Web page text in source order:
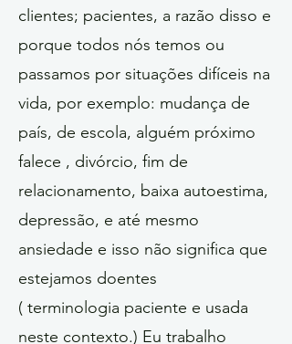
clientes; pacientes, a razão disso e
porque todos nós temos ou
passamos por situações difíceis na
vida, por exemplo: mudança de
país, de escola, alguém próximo
falece , divórcio, fim de
relacionamento, baixa autoestima,
depressão, e até mesmo
ansiedade e isso não significa que
estejamos doentes
( terminologia paciente e usada
neste contexto.) Eu trabalho